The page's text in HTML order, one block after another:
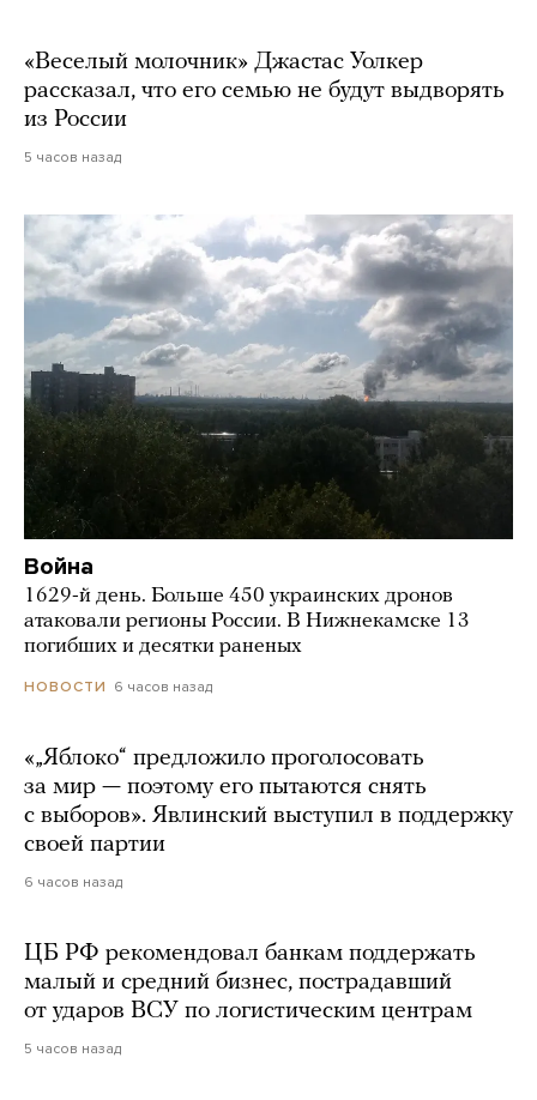
«Веселый молочник» Джастас Уолкер
рассказал, что его семью не будут выдворять
из России
5 часов назад
Война
1629-й день. Больше 450 украинских дронов
атаковали регионы России. В Нижнекамске 13
погибших и десятки раненых
НОВОСТИ 6 часов назад
«„Яблоко“ предложило проголосовать
за мир — поэтому его пытаются снять
с выборов». Явлинский выступил в поддержку
своей партии
6 часов назад
ЦБ РФ рекомендовал банкам поддержать
малый и средний бизнес, пострадавший
от ударов ВСУ по логистическим центрам
5 часов назад